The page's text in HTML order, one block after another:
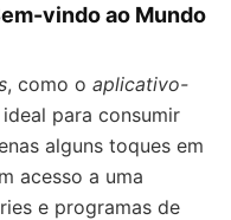
vindo ao Mundo
, como o aplicativo-
para consumir
alguns toques em
acesso a uma
e programas de